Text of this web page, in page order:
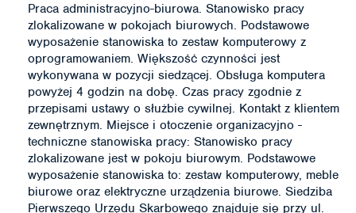
Praca administracyjno-biurowa. Stanowisko pracy
zlokalizowane w pokojach biurowych. Podstawowe
wyposażenie stanowiska to zestaw komputerowy z
oprogramowaniem. Większość czynności jest
wykonywana w pozycji siedzącej. Obsługa komputera
powyżej 4 godzin na dobę. Czas pracy zgodnie z
przepisami ustawy o służbie cywilnej. Kontakt z klientem
zewnętrznym. Miejsce i otoczenie organizacyjno -
techniczne stanowiska pracy: Stanowisko pracy
zlokalizowane jest w pokoju biurowym. Podstawowe
wyposażenie stanowiska to: zestaw komputerowy, meble
biurowe oraz elektryczne urządzenia biurowe. Siedziba
Pierwszego Urzędu Skarbowego znajduje się przy ul.